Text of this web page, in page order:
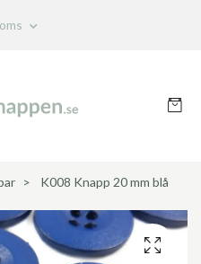
K008 Knapp 20 mm blå